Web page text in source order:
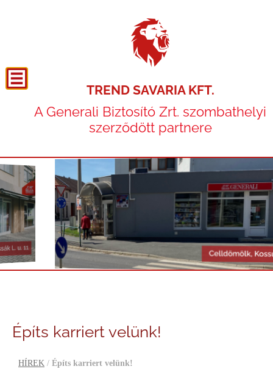
TREND SAVARIA KFT.
A Generali Biztosító Zrt. szombathelyi
szerződött partnere
Építs karriert velünk!
HÍREK / Építs karriert velünk!